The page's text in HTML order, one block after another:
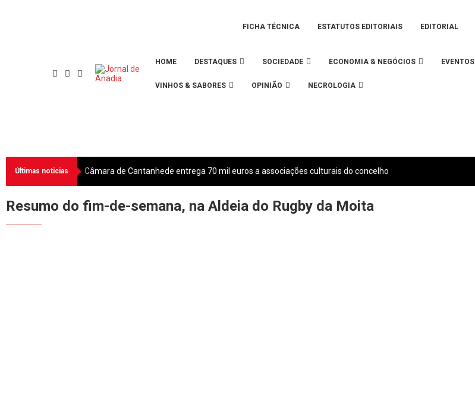
FICHA TÉCNICA ESTATUTOS EDITORIAIS EDITORIAL
HOME DESTAQUES SOCIEDADE ECONOMIA & NEGÓCIOS EVENTOS
VINHOS & SABORES OPINIÃO NECROLOGIA
Últimas noticias Câmara de Cantanhede entrega 70 mil euros a associações culturais do concelho
Resumo do fim-de-semana, na Aldeia do Rugby da Moita